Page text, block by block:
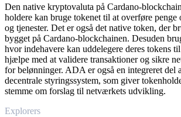
Den native kryptovaluta på Cardano-
holdere kan bruge tokenet til at overføre penge
og tjenester. Det er også det native token, der
bygget på Cardano-blockchainen. Desuden
hvor indehavere kan uddelegere deres tokens
hjælpe med at validere transaktioner og sikre
for belønninger. ADA er også en integreret del
decentrale styringssystem, som giver
stemme om forslag til netværkets udvikling.
Explorers